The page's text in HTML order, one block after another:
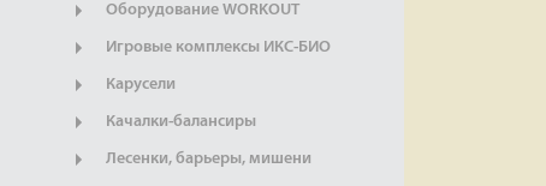
Оборудование WORKOUT
Игровые комплексы ИКС-БИО
Карусели
Качалки-балансиры
Лесенки, барьеры, мишени